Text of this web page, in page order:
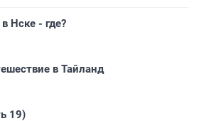
Нске - где?
в Тайланд
19)